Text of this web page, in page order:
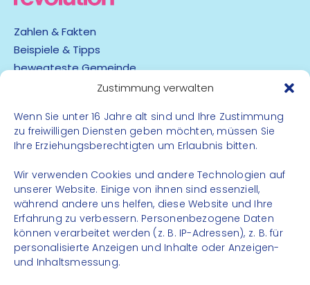
Zustimmung verwalten
Wenn Sie unter 16 Jahre alt sind und Ihre Zustimmung
zu freiwilligen Diensten geben möchten, müssen Sie
Ihre Erziehungsberechtigten um Erlaubnis bitten.
Wir verwenden Cookies und andere Technologien auf
unserer Website. Einige von ihnen sind essenziell,
während andere uns helfen, diese Website und Ihre
Erfahrung zu verbessern. Personenbezogene Daten
können verarbeitet werden (z. B. IP-Adressen), z. B. für
personalisierte Anzeigen und Inhalte oder Anzeigen-
und Inhaltsmessung.
Zahlen & Fakten
Beispiele & Tipps
bewegteste Gemeinde
Barrierefreiheit
Datenschutz
Impressum
Kontakt
FOLGE UNS
Instagram
Facebook